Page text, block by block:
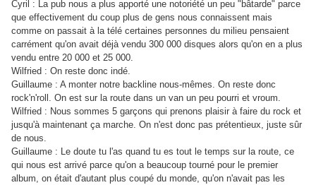
Cyril : La pub nous a plus apporté une notoriété un peu "bâtarde" parce
que effectivement du coup plus de gens nous connaissent mais
comme on passait à la télé certaines personnes du milieu pensaient
carrément qu'on avait déjà vendu 300 000 disques alors qu'on en a plus
vendu entre 20 000 et 25 000.
Wilfried : On reste donc indé.
Guillaume : A monter notre backline nous-mêmes. On reste donc
rock'n'roll. On est sur la route dans un van un peu pourri et vroum.
Wilfried : Nous sommes 5 garçons qui prenons plaisir à faire du rock et
jusqu'à maintenant ça marche. On n'est donc pas prétentieux, juste sûr
de nous.
Guillaume : Le doute tu l'as quand tu es tout le temps sur la route, ce
qui nous est arrivé parce qu'on a beaucoup tourné pour le premier
album, on était d'autant plus coupé du monde, qu'on n'avait pas les